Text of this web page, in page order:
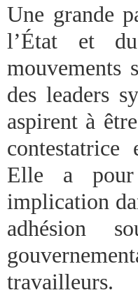
Une grande
l’État et du
mouvements
des leaders
aspirent à
Elle a pour
implication
adhésion
travailleurs.